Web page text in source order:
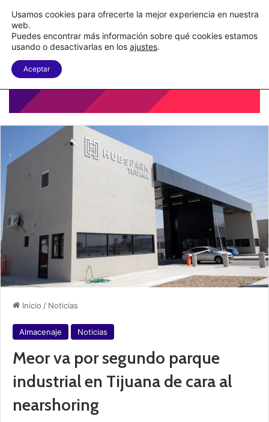
Nueva Ley Aduanera eleva el costo de los errores documentales
Menu
Inicio / Noticias
Almacenaje Noticias
Meor va por segundo parque
industrial en Tijuana de cara al
nearshoring
Usamos cookies para ofrecerte la mejor experiencia en nuestra
web.
Puedes encontrar más información sobre qué cookies estamos
usando o desactivarlas en los ajustes.
Aceptar